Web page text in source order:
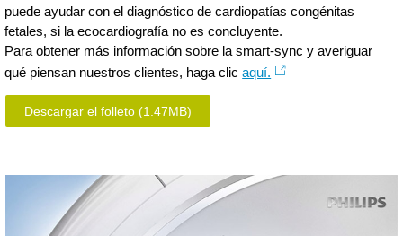
puede ayudar con el diagnóstico de cardiopatías congénitas
fetales, si la ecocardiografía no es concluyente.
Para obtener más información sobre la smart-sync y averiguar
qué piensan nuestros clientes, haga clicaquí.
Descargar el folleto (1.47MB)